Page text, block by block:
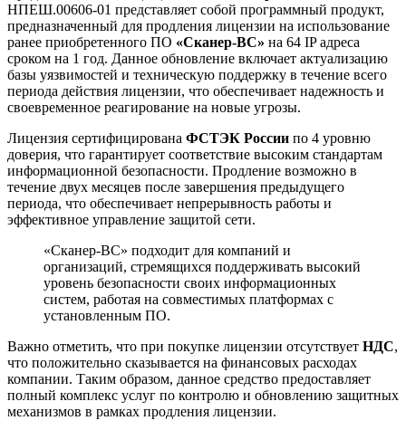
НПЕШ.00606-01 представляет собой программный продукт,
предназначенный для продления лицензии на использование
ранее приобретенного ПО «Сканер-ВС» на 64 IP адреса
сроком на 1 год. Данное обновление включает актуализацию
базы уязвимостей и техническую поддержку в течение всего
периода действия лицензии, что обеспечивает надежность и
своевременное реагирование на новые угрозы.
Лицензия сертифицирована ФСТЭК России по 4 уровню
доверия, что гарантирует соответствие высоким стандартам
информационной безопасности. Продление возможно в
течение двух месяцев после завершения предыдущего
периода, что обеспечивает непрерывность работы и
эффективное управление защитой сети.
«Сканер-ВС» подходит для компаний и
организаций, стремящихся поддерживать высокий
уровень безопасности своих информационных
систем, работая на совместимых платформах с
установленным ПО.
Важно отметить, что при покупке лицензии отсутствует НДС,
что положительно сказывается на финансовых расходах
компании. Таким образом, данное средство предоставляет
полный комплекс услуг по контролю и обновлению защитных
механизмов в рамках продления лицензии.